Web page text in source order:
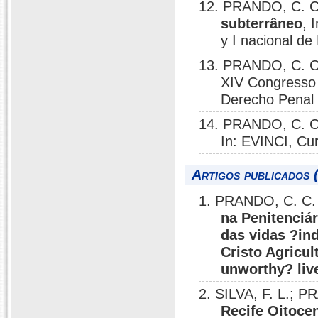
12. PRANDO, C.
subterrâneo,
y I nacional de
13. PRANDO, C.
XIV
Derecho
14. PRANDO, C.
In: EVINCI,
Artigos publicados
1. PRANDO, C.
na
das vidas
Cristo
unworthy?
2. SILVA, F. L.;
Recife